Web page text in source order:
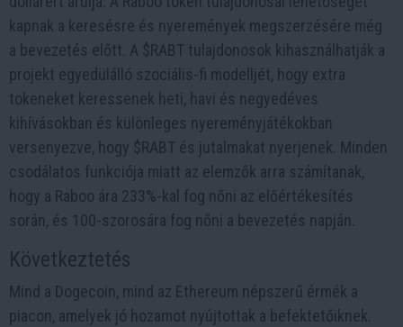
kapnak a keresésre és nyeremények megszerzésére még
a bevezetés előtt. A $RABT tulajdonosok kihasználhatják a
projekt egyedülálló szociális-fi modelljét, hogy extra
tokeneket keressenek heti, havi és negyedéves
kihívásokban és különleges nyereményjátékokban
versenyezve, hogy $RABT és jutalmakat nyerjenek. Minden
csodálatos funkciója miatt az elemzők arra számítanak,
hogy a Raboo ára 233%-kal fog nőni az előértékesítés
során, és 100-szorosára fog nőni a bevezetés napján.
Következtetés
Mind a Dogecoin, mind az Ethereum népszerű érmék a
piacon, amelyek jó hozamot nyújtottak a befektetőiknek.